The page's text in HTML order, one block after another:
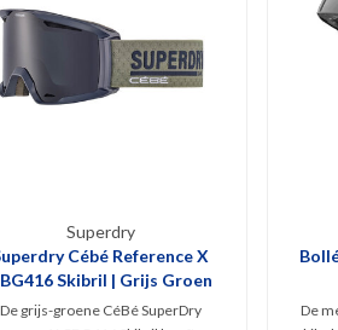
Superdry
Cébé Reference X
Skibril | Grijs Groen
De grijs-groene CéBé SuperDry
De